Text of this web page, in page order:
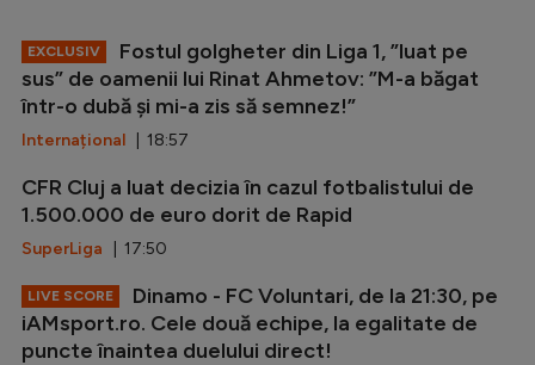
EXCLUSIV
Fostul golgheter din Liga 1, ”luat pe
sus” de oamenii lui Rinat Ahmetov: ”M-a băgat
într-o dubă și mi-a zis să semnez!”
Internațional | 18:57
CFR Cluj a luat decizia în cazul fotbalistului de
1.500.000 de euro dorit de Rapid
SuperLiga | 17:50
LIVE SCORE
Dinamo - FC Voluntari, de la 21:30, pe
iAMsport.ro. Cele două echipe, la egalitate de
puncte înaintea duelului direct!